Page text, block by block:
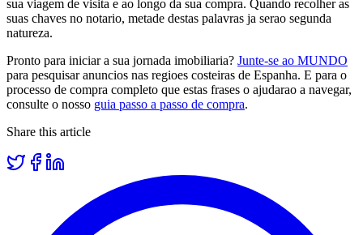
sua viagem de visita e ao longo da sua compra. Quando recolher as
suas chaves no notario, metade destas palavras ja serao segunda
natureza.
Pronto para iniciar a sua jornada imobiliaria? Junte-se ao MUNDO
para pesquisar anuncios nas regioes costeiras de Espanha. E para o
processo de compra completo que estas frases o ajudarao a navegar,
consulte o nosso guia passo a passo de compra.
Share this article